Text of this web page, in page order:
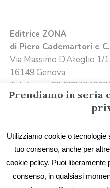
Editrice ZONA
di Piero Cademartori e
Via Massimo D’Azeglio 1/
16149 Genova
Telefono +39
Emailinfo@editricezona.it
Prendiamo in seria
Utilizziamo cookie o tecnologie
tuo consenso, anche per
cookie policy. Puoi liberamente
consenso, in qualsiasi